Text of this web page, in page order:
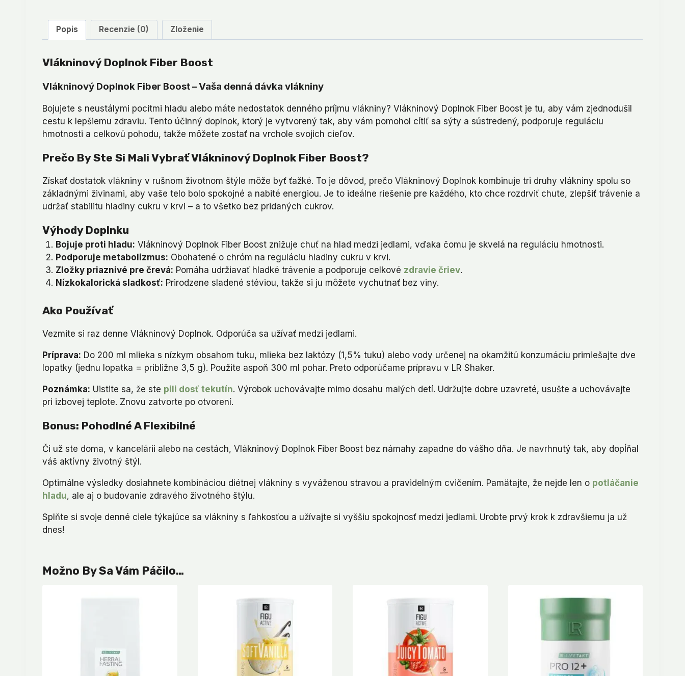
Popis Recenzie (0) Zloženie
Vlákninový Doplnok Fiber Boost
Vlákninový Doplnok Fiber Boost – Vaša denná dávka vlákniny
Bojujete s neustálymi pocitmi hladu alebo máte nedostatok denného príjmu vlákniny? Vlákninový Doplnok Fiber Boost je tu, aby vám zjednodušil
cestu k lepšiemu zdraviu. Tento účinný doplnok, ktorý je vytvorený tak, aby vám pomohol cítiť sa sýty a sústredený, podporuje reguláciu
hmotnosti a celkovú pohodu, takže môžete zostať na vrchole svojich cieľov.
Prečo By Ste Si Mali Vybrať Vlákninový Doplnok Fiber Boost?
Získať dostatok vlákniny v rušnom životnom štýle môže byť ťažké. To je dôvod, prečo Vlákninový Doplnok kombinuje tri druhy vlákniny spolu so
základnými živinami, aby vaše telo bolo spokojné a nabité energiou. Je to ideálne riešenie pre každého, kto chce rozdrviť chute, zlepšiť trávenie a
udržať stabilitu hladiny cukru v krvi – a to všetko bez pridaných cukrov.
Výhody Doplnku
Bojuje proti hladu: Vlákninový Doplnok Fiber Boost znižuje chuť na hlad medzi jedlami, vďaka čomu je skvelá na reguláciu hmotnosti.
Podporuje metabolizmus: Obohatené o chróm na reguláciu hladiny cukru v krvi.
Zložky priaznivé pre črevá: Pomáha udržiavať hladké trávenie a podporuje celkové zdravie čriev.
Nízkokalorická sladkosť: Prirodzene sladené stéviou, takže si ju môžete vychutnať bez viny.
Ako Používať
Vezmite si raz denne Vlákninový Doplnok. Odporúča sa užívať medzi jedlami.
Príprava: Do 200 ml mlieka s nízkym obsahom tuku, mlieka bez laktózy (1,5% tuku) alebo vody určenej na okamžitú konzumáciu primiešajte dve
lopatky (jednu lopatka = približne 3,5 g). Použite aspoň 300 ml pohar. Preto odporúčame prípravu v LR Shaker.
Poznámka: Uistite sa, že ste pili dosť tekutín. Výrobok uchovávajte mimo dosahu malých detí. Udržujte dobre uzavreté, usušte a uchovávajte
pri izbovej teplote. Znovu zatvorte po otvorení.
Bonus: Pohodlné A Flexibilné
Či už ste doma, v kancelárii alebo na cestách, Vlákninový Doplnok Fiber Boost bez námahy zapadne do vášho dňa. Je navrhnutý tak, aby dopĺňal
váš aktívny životný štýl.
Optimálne výsledky dosiahnete kombináciou diétnej vlákniny s vyváženou stravou a pravidelným cvičením. Pamätajte, že nejde len o potláčanie
hladu, ale aj o budovanie zdravého životného štýlu.
Splňte si svoje denné ciele týkajúce sa vlákniny s ľahkosťou a užívajte si vyššiu spokojnosť medzi jedlami. Urobte prvý krok k zdravšiemu ja už
dnes!
Možno By Sa Vám Páčilo…